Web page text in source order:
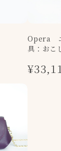
Opera
具：おこ